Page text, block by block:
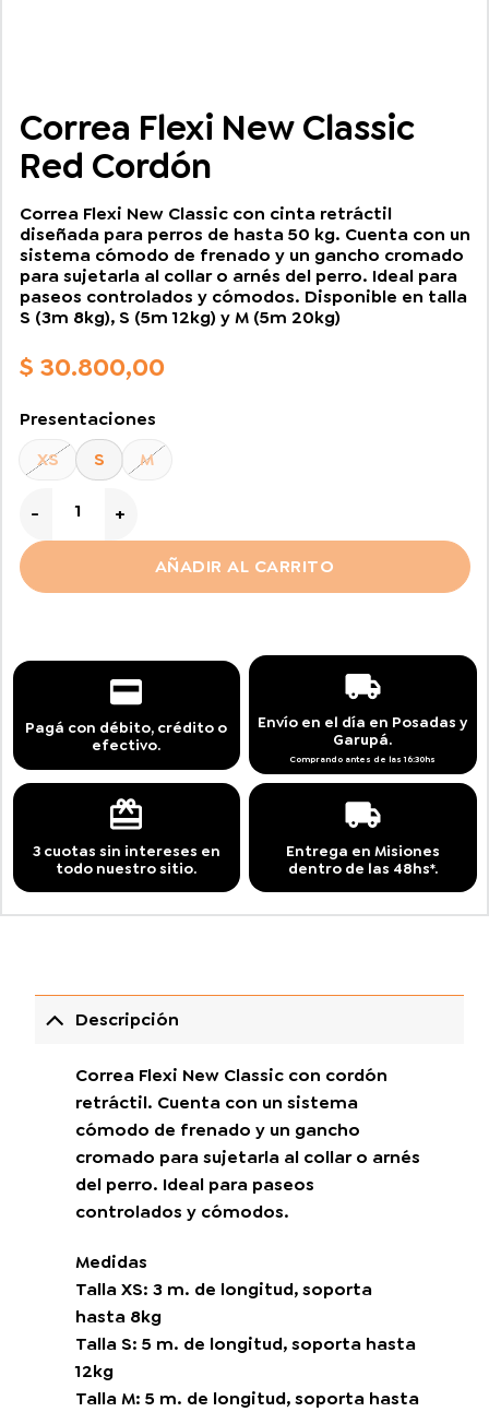
Correa Flexi New Classic
Red Cordón
Correa Flexi New Classic con cinta retráctil
diseñada para perros de hasta 50 kg. Cuenta con un
sistema cómodo de frenado y un gancho cromado
para sujetarla al collar o arnés del perro. Ideal para
paseos controlados y cómodos. Disponible en talla
S (3m 8kg), S (5m 12kg) y M (5m 20kg)
$ 30.800,00
Presentaciones
XS
S M
AÑADIR AL CARRITO
Pagá con débito, crédito o
efectivo.
Envío en el día en Posadas y
Garupá.
Comprando antes de las 16:30hs
3 cuotas sin intereses en
todo nuestro sitio.
Entrega en Misiones
dentro de las 48hs*.
Descripción
Correa Flexi New Classic con cordón
retráctil. Cuenta con un sistema
cómodo de frenado y un gancho
cromado para sujetarla al collar o arnés
del perro. Ideal para paseos
controlados y cómodos.
Medidas
Talla XS: 3 m. de longitud, soporta
hasta 8kg
Talla S: 5 m. de longitud, soporta hasta
12kg
Talla M: 5 m. de longitud, soporta hasta